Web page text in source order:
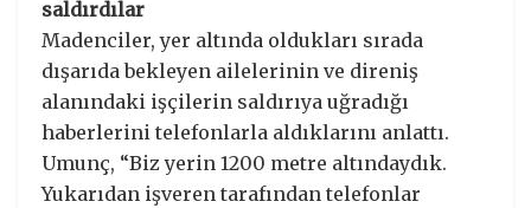
saldırdılar
Madenciler, yer altında oldukları sırada
dışarıda bekleyen ailelerinin ve direniş
alanındaki işçilerin saldırıya uğradığı
haberlerini telefonlarla aldıklarını anlattı.
Umunç, “Biz yerin 1200 metre altındaydık.
Yukarıdan işveren tarafından telefonlar